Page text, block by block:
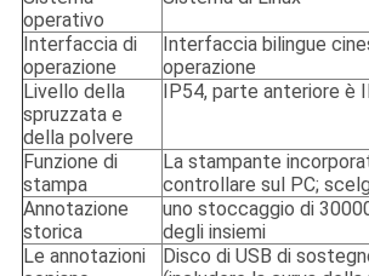
operativo
Interfaccia di
operazione
Interfaccia bilingue
operazione
Livello della
spruzzata e
della polvere
IP54, parte anteriore è
Funzione di
stampa
La stampante
controllare sul PC;
Annotazione
storica
uno stoccaggio di
degli insiemi
Le annotazioni
Disco di USB di